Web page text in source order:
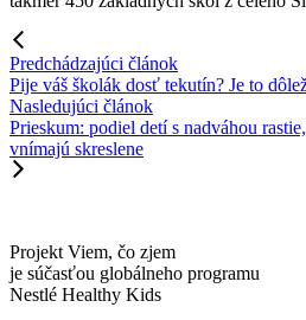
Predchádzajúci článok
Pije váš školák dosť tekutín? Je to
Nasledujúci článok
Prieskum: podiel detí s nadváhou
vnímajú skreslene
Projekt Viem, čo zjem
je súčasťou globálneho programu
Nestlé Healthy Kids